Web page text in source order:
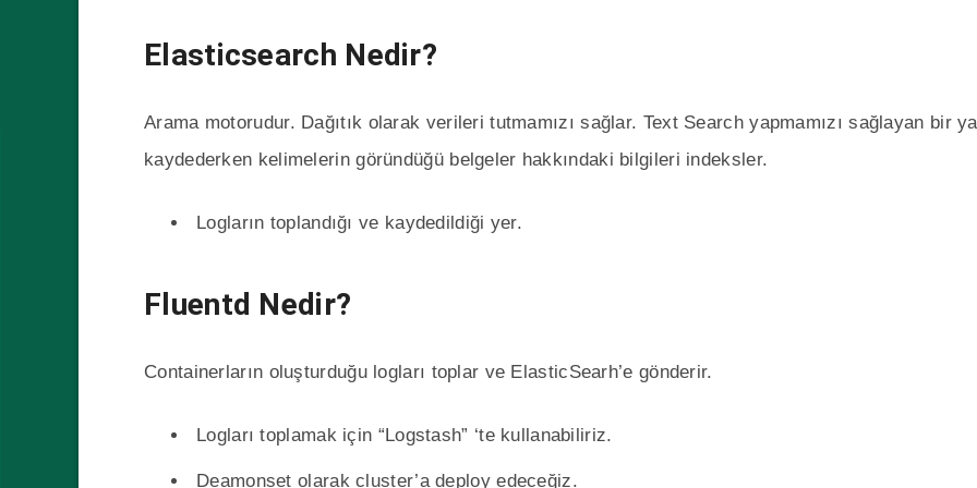
Elasticsearch Nedir?
Arama motorudur. Dağıtık olarak verileri tutmamızı sağlar. Text Search yapmamızı sağlayan bir
kaydederken kelimelerin göründüğü belgeler hakkındaki bilgileri indeksler.
Logların toplandığı ve kaydedildiği yer.
Fluentd Nedir?
Containerların oluşturduğu logları toplar ve ElasticSearh’e gönderir.
Logları toplamak için “Logstash” ‘te kullanabiliriz.
Deamonset olarak cluster’a deploy edeceğiz.